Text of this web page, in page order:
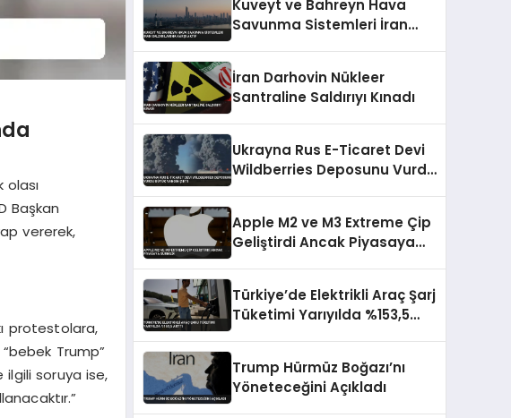
olası
Başkan
vererek,
protestolara,
Trump”
ilgili soruya ise,
Kuveyt ve Bahreyn Hava
Savunma Sistemleri İran
İran Darhovin Nükleer
Santraline Saldırıyı Kınadı
Ukrayna Rus E-Ticaret Devi
Wildberries Deposunu Vurdu
Apple M2 ve M3 Extreme Çip
Geliştirdi Ancak Piyasaya
Türkiye’de Elektrikli Araç Şarj
Tüketimi Yarıyılda %153,5
Trump Hürmüz Boğazı’nı
Yöneteceğini Açıkladı